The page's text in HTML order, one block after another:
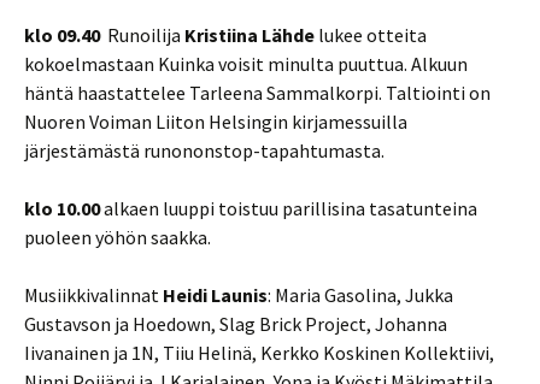
klo 09.40Runoilija Kristiina Lähde lukee otteita
kokoelmastaan Kuinka voisit minulta puuttua. Alkuun
häntä haastattelee Tarleena Sammalkorpi. Taltiointi on
Nuoren Voiman Liiton Helsingin kirjamessuilla
järjestämästä runononstop-tapahtumasta.
klo 10.00alkaen luuppi toistuu parillisina tasatunteina
puoleen yöhön saakka.
Musiikkivalinnat Heidi Launis: Maria Gasolina, Jukka
Gustavson ja Hoedown, Slag Brick Project, Johanna
Iivanainen ja 1N, Tiiu Helinä, Kerkko Koskinen Kollektiivi,